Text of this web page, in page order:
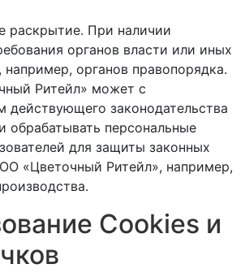
раскрытие. При наличии
органов власти или иных
например, органов правопорядка.
Ритейл» может с
действующего законодательства
обрабатывать персональные
для защиты законных
«Цветочный Ритейл», например,
Cookies и